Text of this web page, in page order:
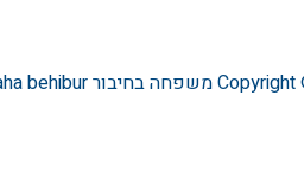
משפחה בחיבור